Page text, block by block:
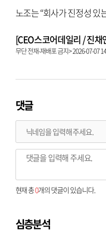
노조는 “회사가 진정성 있
[CEO스코어데일리 / 진
무단 전재-재배포 금지> 2026-07-07
댓글
현재 총0개의 댓글이 있습니다.
심층분석